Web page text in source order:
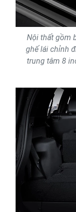
Nội thất gồm
ghế lái chỉnh
trung tâm 8